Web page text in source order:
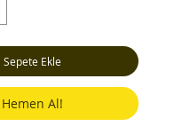
Sepete Ekle
Hemen Al!